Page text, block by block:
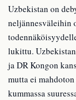
Uzbekistan on
neljännesväleihin
lukittu.
ja DR Kongon
mutta ei
kummassa